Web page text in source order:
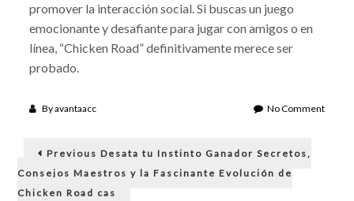
promover la interacción social. Si buscas un juego
emocionante y desafiante para jugar con amigos o en
línea, “Chicken Road” definitivamente merece ser
probado.
Byavantaacc No Commenton
Post
navigation
Previous Previous
Desata tu Instinto Ganador Secretos,
Consejos Maestros y la Fascinante Evolución de
Chicken Road cas